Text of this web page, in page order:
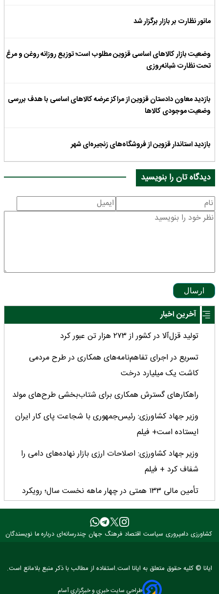
مانور نظارت بر بازار برگزار شد
وضعیت بازار کالاهای اساسی قزوین مطلوب است؛ توزیع روزانه روغن و مرغ
تحت نظارت شبانه‌روزی
بازدید معاون دادستان قزوین از مراکز عرضه کالاهای اساسی با هدف بررسی
وضعیت موجودی کالاها
بازدید استاندار قزوین از فروشگاه‌های زنجیره‌ای شهر
دیدگاه تان را بنویسید
ارسال
آخرین اخبار
تولید قزل‌آلا در کشور از ۲۷۳ هزار تن عبور کرد
تسریع در اجرای تفاهم‌نامه‌های همکاری در طرح مردمی
کاشت یک میلیارد درخت
راهکارهای گسترش همکاری برای شتاب‌بخشی طرح‌های مولد
وزیر جهاد کشاورزی: رئیس‌جمهوری با شجاعت پای کار ایران
ایستاده است+ فیلم
وزیر جهاد کشاورزی: اصلاحات ارزی بازار نهاده‌های دامی را
شفاف کرد + فیلم
تأمین مالی ۱۳۳ همتی در چهار ماهه نخست سال؛ رویکرد
هدفمند بانک کشاورزی برای تضمین امنیت غذایی
فراخوان بین‌المللی فائو برای طراحی پوستر روز جهانی غذا
۳ عضو کمیسیون کشاورزی مجلس با وزیر جهاد کشاورزی
کشاورزی دامپروری سیاست اقتصاد فرهنگ جهان چندرسانه‌ای درباره ما نویسندگان
ایانا © کلیه حقوق متعلق به ایانا است.استفاده از مطالب با ذکر منبع بلامانع است.
طراحی سایت خبری و خبرگزاری آسام